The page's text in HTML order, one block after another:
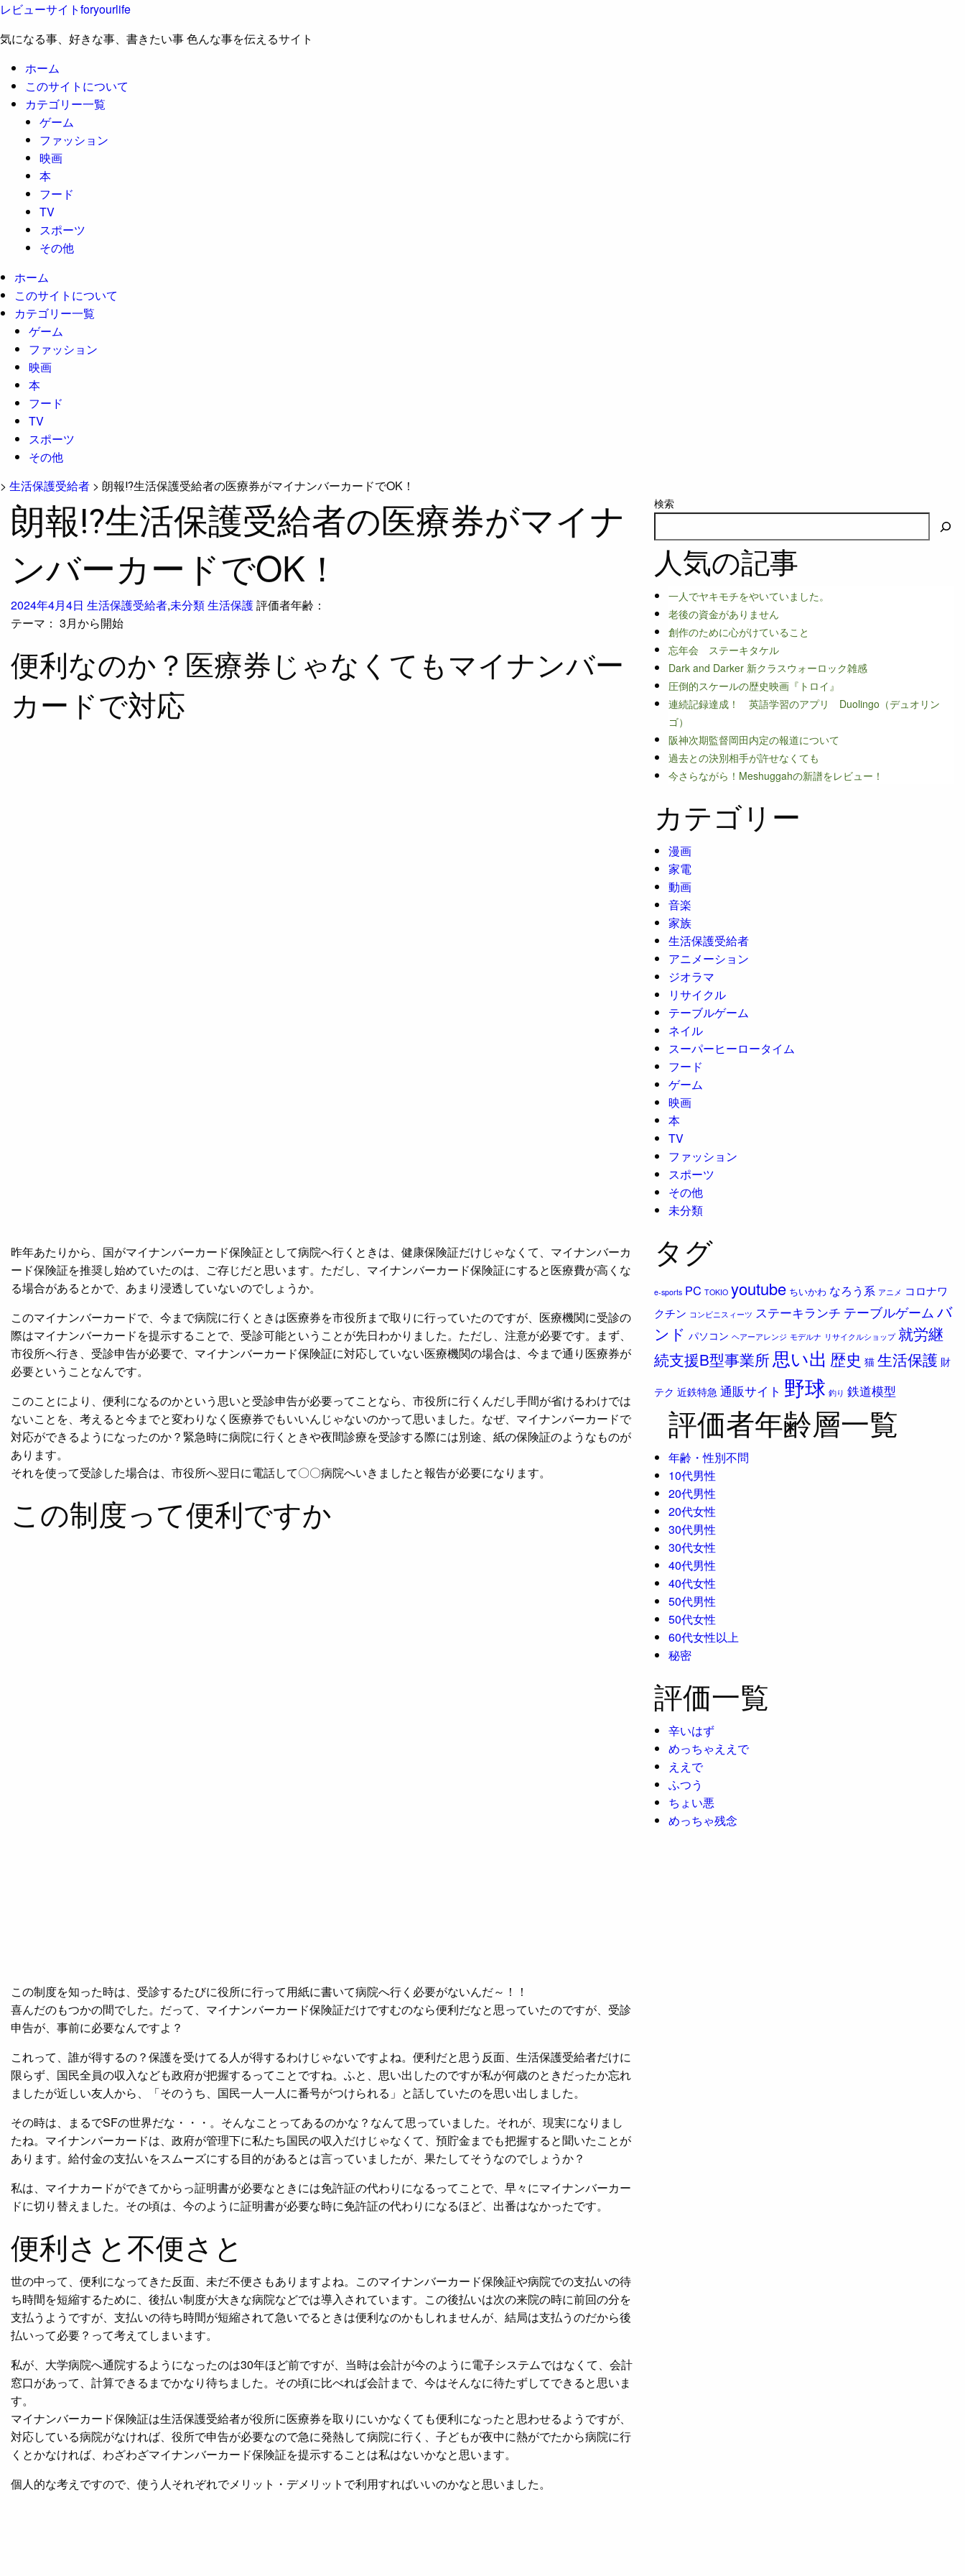
レビューサイトforyourlife
気になる事、好きな事、書きたい事 色んな事を伝えるサイト
ホーム
このサイトについて
カテゴリー一覧
ゲーム
ファッション
映画
本
フード
TV
スポーツ
その他
ホーム
このサイトについて
カテゴリー一覧
ゲーム
ファッション
映画
本
フード
TV
スポーツ
その他
> 生活保護受給者 > 朗報⁉生活保護受給者の医療券がマイナンバーカードでOK！
朗報⁉生活保護受給者の医療券がマイナ
ンバーカードでOK！
2024年4月4日 生活保護受給者,未分類生活保護評価者年齢：
テーマ： 3月から開始
便利なのか？医療券じゃなくてもマイナンバー
カードで対応
昨年あたりから、国がマイナンバーカード保険証として病院へ行くときは、健康保険証だけじゃなくて、マイナンバーカ
ード保険証を推奨し始めていたのは、ご存じだと思います。ただし、マイナンバーカード保険証にすると医療費が高くな
る場合があるとかで、あまり浸透していないのでしょうか。
このマイナンバーカードで、今まで病院に行くときは医療券を市役所まで取りに行っていたのですが、医療機関に受診の
際はマイナンバーカードを提示することで、受診可能ということが先日わかりました。ただし、注意が必要です。まず、
市役所へ行き、受診申告が必要で、マイナンバーカード保険証に対応していない医療機関の場合は、今まで通り医療券が
必要ということなんです。
このことにより、便利になるのかという思いと受診申告が必要ってことなら、市役所に行くんだし手間が省けるわけでは
ないことを、考えると今までと変わりなく医療券でもいいんじゃないのかって思いました。なぜ、マイナンバーカードで
対応ができるようになったのか？緊急時に病院に行くときや夜間診療を受診する際には別途、紙の保険証のようなものが
あります。
それを使って受診した場合は、市役所へ翌日に電話して〇〇病院へいきましたと報告が必要になります。
この制度って便利ですか
この制度を知った時は、受診するたびに役所に行って用紙に書いて病院へ行く必要がないんだ～！！
喜んだのもつかの間でした。だって、マイナンバーカード保険証だけですむのなら便利だなと思っていたのですが、受診
申告が、事前に必要なんですよ？
これって、誰が得するの？保護を受けてる人が得するわけじゃないですよね。便利だと思う反面、生活保護受給者だけに
限らず、国民全員の収入なども政府が把握するってことですね。ふと、思い出したのですが私が何歳のときだったか忘れ
ましたが近しい友人から、「そのうち、国民一人一人に番号がつけられる」と話していたのを思い出しました。
その時は、まるでSFの世界だな・・・。そんなことってあるのかな？なんて思っていました。それが、現実になりまし
たね。マイナンバーカードは、政府が管理下に私たち国民の収入だけじゃなくて、預貯金までも把握すると聞いたことが
あります。給付金の支払いをスムーズにする目的があるとは言っていましたが、果たしてそうなのでしょうか？
私は、マイナカードができてからっ証明書が必要なときには免許証の代わりになるってことで、早々にマイナンバーカー
ドに切り替えました。その頃は、今のように証明書が必要な時に免許証の代わりになるほど、出番はなかったです。
便利さと不便さと
世の中って、便利になってきた反面、未だ不便さもありますよね。このマイナンバーカード保険証や病院での支払いの待
ち時間を短縮するために、後払い制度が大きな病院などでは導入されています。この後払いは次の来院の時に前回の分を
支払うようですが、支払いの待ち時間が短縮されて急いでるときは便利なのかもしれませんが、結局は支払うのだから後
払いって必要？って考えてしまいます。
私が、大学病院へ通院するようになったのは30年ほど前ですが、当時は会計が今のように電子システムではなくて、会計
窓口があって、計算できるまでかなり待ちました。その頃に比べれば会計まで、今はそんなに待たずしてできると思いま
す。
マイナンバーカード保険証は生活保護受給者が役所に医療券を取りにいかなくても便利になったと思わせるようですが、
対応している病院がなければ、役所で申告が必要なので急に発熱して病院に行く、子どもが夜中に熱がでたから病院に行
くとかなければ、わざわざマイナンバーカード保険証を提示することは私はないかなと思います。
個人的な考えですので、使う人それぞれでメリット・デメリットで利用すればいいのかなと思いました。
検索
人気の記事
一人でヤキモチをやいていました。
老後の資金がありません
創作のために心がけていること
忘年会 ステーキタケル
Dark and Darker 新クラスウォーロック雑感
圧倒的スケールの歴史映画『トロイ』
連続記録達成！ 英語学習のアプリ Duolingo（デュオリン
ゴ）
阪神次期監督岡田内定の報道について
過去との決別相手が許せなくても
今さらながら！Meshuggahの新譜をレビュー！
カテゴリー
漫画
家電
動画
音楽
家族
生活保護受給者
アニメーション
ジオラマ
リサイクル
テーブルゲーム
ネイル
スーパーヒーロータイム
フード
ゲーム
映画
本
TV
ファッション
スポーツ
その他
未分類
タグ
e-sports PC TOKIO youtube ちいかわ なろう系 アニメ コロナワ
クチン コンビニスィーツ ステーキランチ テーブルゲーム バ
ンド パソコン ヘアーアレンジ モデルナ リサイクルショップ 就労継
続支援B型事業所 思い出 歴史 猫 生活保護 財
テク 近鉄特急 通販サイト 野球 釣り 鉄道模型
評価者年齢層一覧
年齢・性別不問
10代男性
20代男性
20代女性
30代男性
30代女性
40代男性
40代女性
50代男性
50代女性
60代女性以上
秘密
評価一覧
辛いはず
めっちゃええで
ええで
ふつう
ちょい悪
めっちゃ残念